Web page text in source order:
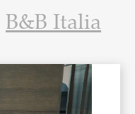
B&B Italia